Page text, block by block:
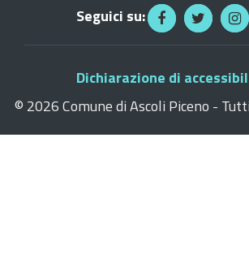
Seguici su:
Dichiarazione di
© 2026 Comune di Ascoli Piceno -